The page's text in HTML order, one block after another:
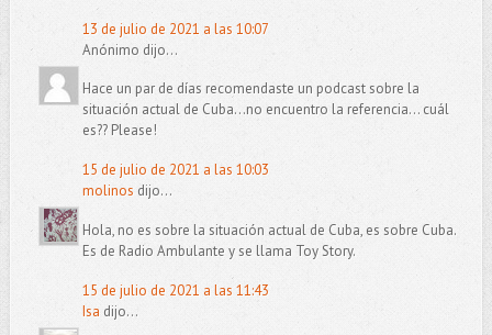
13 de julio de 2021 a las 10:07
Anónimo dijo...
Hace un par de días recomendaste un podcast sobre la
situación actual de Cuba...no encuentro la referencia... cuál
es?? Please!
15 de julio de 2021 a las 10:03
molinos dijo...
Hola, no es sobre la situación actual de Cuba, es sobre Cuba.
Es de Radio Ambulante y se llama Toy Story.
15 de julio de 2021 a las 11:43
Isa dijo...